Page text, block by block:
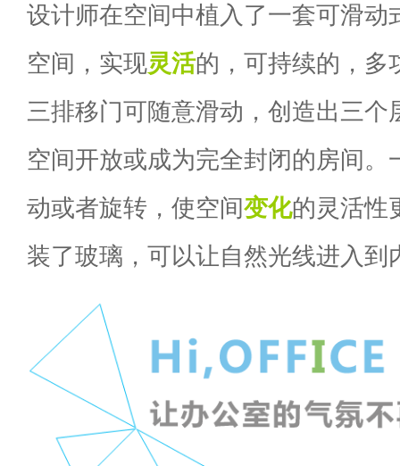
设计师在空间中植入了一套可滑动
空间，实现灵活的，可持续的，多
三排移门可随意滑动，创造出三个
空间开放或成为完全封闭的房间。
动或者旋转，使空间变化的灵活性
装了玻璃，可以让自然光线进入到